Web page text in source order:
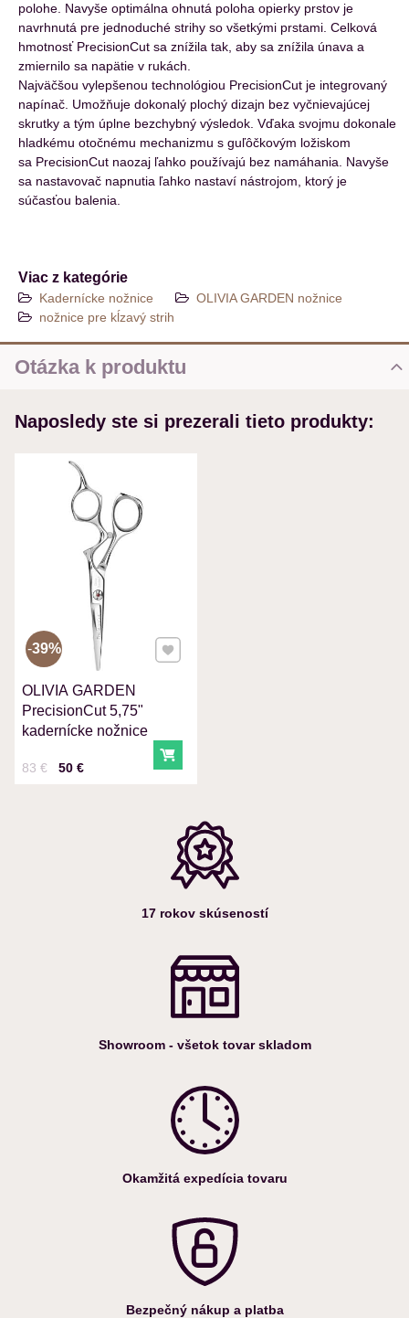
polohe. Navyše optimálna ohnutá poloha opierky prstov je
navrhnutá pre jednoduché strihy so všetkými prstami. Celková
hmotnosť PrecisionCut sa znížila tak, aby sa znížila únava a
zmiernilo sa napätie v rukách.
Najväčšou vylepšenou technológiou PrecisionCut je integrovaný
napínač. Umožňuje dokonalý plochý dizajn bez vyčnievajúcej
skrutky a tým úplne bezchybný výsledok. Vďaka svojmu dokonale
hladkému otočnému mechanizmu s guľôčkovým ložiskom
sa PrecisionCut naozaj ľahko používajú bez namáhania. Navyše
sa nastavovač napnutia ľahko nastaví nástrojom, ktorý je
súčasťou balenia.
Viac z kategórie
Kadernícke nožnice
OLIVIA GARDEN nožnice
nožnice pre kĺzavý strih
Otázka k produktu
MENO
VÁŠ E-MAIL
VAŠA OTÁZKA K PRODUKTU
Odoslať
Naposledy ste si prezerali tieto produkty:
OLIVIA GARDEN
PrecisionCut 5,75"
kadernícke nožnice
Cena s DPH
50 €
Pred zľavou:
83 € Do košíka
39% Pridať k Obľúbeným
17 rokov skúseností
Showroom - všetok tovar skladom
Okamžitá expedícia tovaru
Bezpečný nákup a platba